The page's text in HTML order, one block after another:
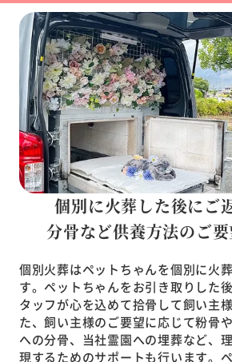
個別に火葬した後にご
分骨など供養方法のご
個別火葬はペットちゃんを個別に火
す。ペットちゃんをお引き取りした
タッフが心を込めて拾骨して飼い主
た、飼い主様のご要望に応じて粉骨
への分骨、当社霊園への埋葬など、
現するためのサポートも行います。